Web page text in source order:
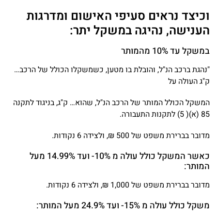
וכיצד נראים סעיפי האישום ומדרגות
הענישה, נהיגה במשקל יתר:
במשקל עד 10% מהמותר
"נהגת ברכב הנ"ל, והובלת בו מטען, כשמשקלו הכולל של הרכב…
ק"ג העולה על
המשקל הכולל המותר של הרכב הנ"ל, שהוא… ק"ג, בניגוד לתקנה
85 (א)( 5) לתקנות התעבורה.
מדובר בברירת משפט של 500 ₪, ולצידה 6 נקודות.
כאשר המשקל כולל עולה מ 10%- ועד 14.99% מעל
המותר:
מדובר בברירת משפט של 1,000 ₪, ולצידה 6 נקודות.
משקל כולל עולה מ 15%- ועד 24.9% מעל המותר: